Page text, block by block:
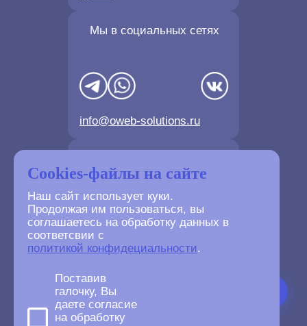
Cookies-файлы на сайте
Наш сайт использует куки.
Продолжая им пользоваться, вы
соглашаетесь на обработку данных в
соответсвии с
политикой конфидециальности.
Поставив
галочку, Вы
даете согласие
на обработку
Мы в социальных сетях
info@oweb-solutions.ru
+7(4872) 702-730
+7(499) 677-61-84